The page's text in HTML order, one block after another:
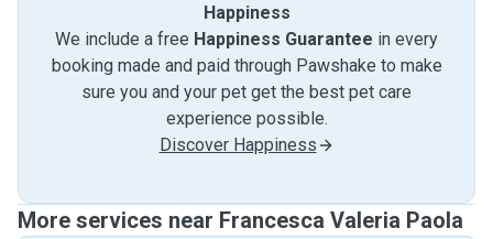
Happiness
We include a free Happiness Guarantee in every
booking made and paid through Pawshake to make
sure you and your pet get the best pet care
experience possible.
Discover Happiness
More services near Francesca Valeria Paola